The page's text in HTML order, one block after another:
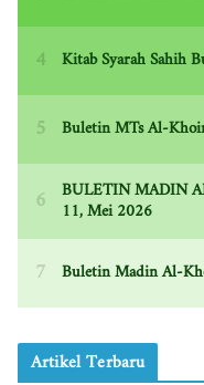
Artikel Terbaru